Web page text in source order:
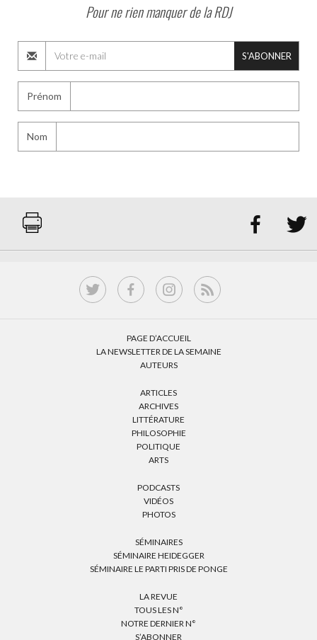
Pour ne rien manquer de la RDJ
S'ABONNER
Prénom
Nom
 
PAGE D’ACCUEIL
LA NEWSLETTER DE LA SEMAINE
AUTEURS
ARTICLES
ARCHIVES
LITTÉRATURE
PHILOSOPHIE
POLITIQUE
ARTS
PODCASTS
VIDÉOS
PHOTOS
SÉMINAIRES
SÉMINAIRE HEIDEGGER
SÉMINAIRE LE PARTI PRIS DE PONGE
LA REVUE
TOUS LES N°
NOTRE DERNIER N°
S’ABONNER